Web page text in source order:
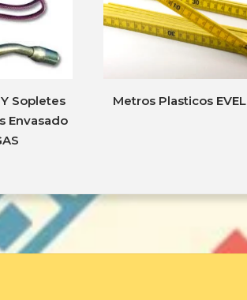
Sopletes
Envasado
Metros Plasticos EVEL